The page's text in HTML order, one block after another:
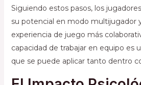
Siguiendo estos pasos, los
su potencial en modo multijugador
experiencia de juego más
capacidad de trabajar en equipo es
que se puede aplicar tanto dentro